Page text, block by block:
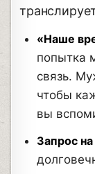
«Наше
попытка
связь.
чтобы
вы
Запрос